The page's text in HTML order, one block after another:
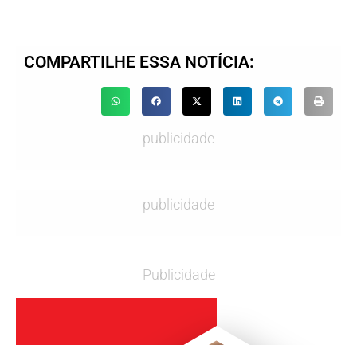
COMPARTILHE ESSA NOTÍCIA:
publicidade
publicidade
Publicidade